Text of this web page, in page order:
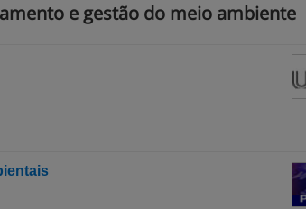
e gestão do meio ambiente